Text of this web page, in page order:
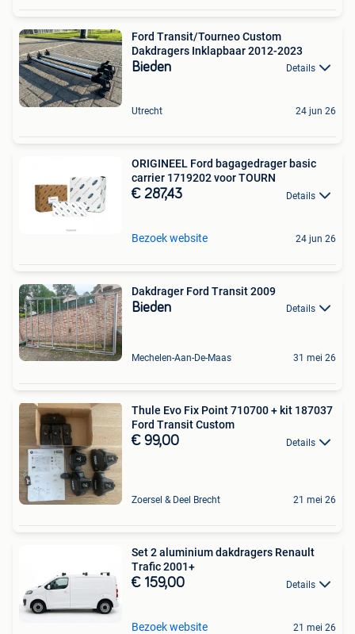
Ford Transit/Tourneo Custom
Dakdragers Inklapbaar 2012-2023
Bieden Details
Utrecht 24 jun 26
ORIGINEEL Ford bagagedrager basic
carrier 1719202 voor TOURN
€ 287,43 Details
Bezoek website 24 jun 26
Dakdrager Ford Transit 2009
Bieden Details
Mechelen-Aan-De-Maas 31 mei 26
Thule Evo Fix Point 710700 + kit 187037
Ford Transit Custom
€ 99,00 Details
Zoersel & Deel Brecht 21 mei 26
Set 2 aluminium dakdragers Renault
Trafic 2001+
€ 159,00 Details
Bezoek website 21 mei 26